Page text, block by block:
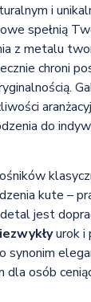
i
spełnią
z metalu
chroni
do
kute –
jest
urok i
synonim
dla osób